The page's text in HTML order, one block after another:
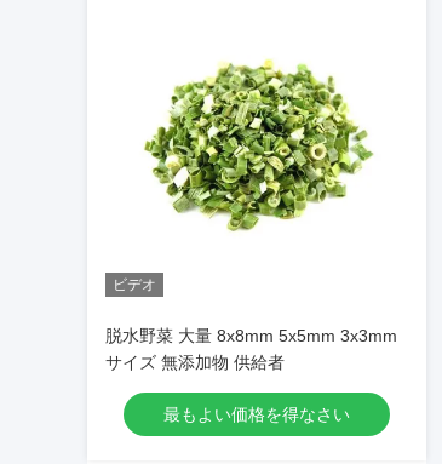
ビデオ
脱水野菜 大量 8x8mm 5x5mm 3x3mm
サイズ 無添加物 供給者
最もよい価格を得なさい